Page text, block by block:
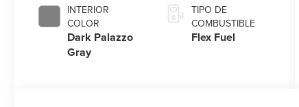
INTERIOR
COLOR
Dark Palazzo
Gray
TIPO DE
COMBUSTIBLE
Flex Fuel